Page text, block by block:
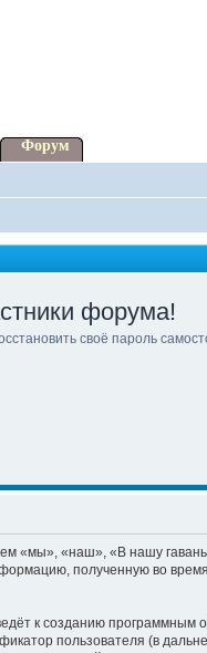
Форум
форума!
своё пароль
«мы», «наш», «В нашу
полученную во
к созданию программным
пользователя (в